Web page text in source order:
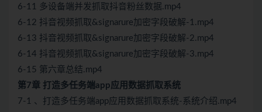
6-11 多设备端并发抓取抖音粉丝数据.mp4
6-12 抖音视频抓取&signarure加密字段破解-1.mp4
6-13 抖音视频抓取&signarure加密字段破解-2.mp4
6-14 抖音视频抓取&signarure加密字段破解-3.mp4
6-15 第六章总结.mp4
第7章 打造多任务端app应用数据抓取系统
7-1 、打造多任务端app应用数据抓取系统-系统介绍.mp4